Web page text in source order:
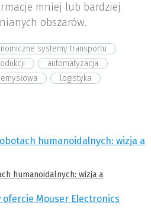
mniej lub bardziej
obszarów.
systemy transportu
automatyzacja
logistyka
humanoidalnych: wizja a